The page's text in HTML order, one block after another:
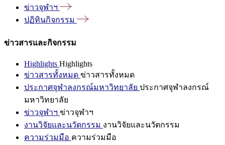
ข่าวจุฬาฯ
ปฏิทินกิจกรรม
ข่าวสารและกิจกรรม
Highlights Highlights
ข่าวสารทั้งหมด ข่าวสารทั้งหมด
ประกาศจุฬาลงกรณ์มหาวิทยาลัย ประกาศจุฬาลงกรณ์
มหาวิทยาลัย
ข่าวจุฬาฯ ข่าวจุฬาฯ
งานวิจัยและนวัตกรรม งานวิจัยและนวัตกรรม
ความร่วมมือ ความร่วมมือ